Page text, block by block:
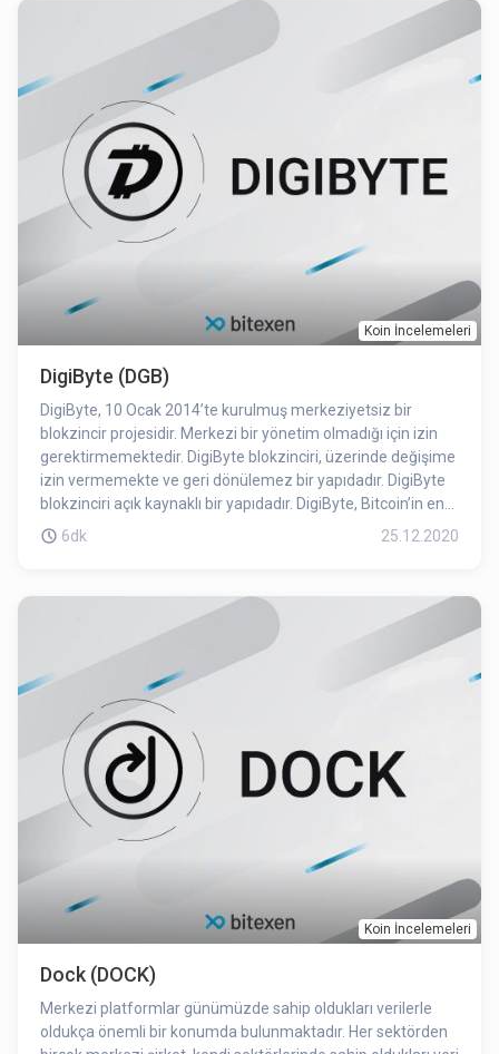
Koin İncelemeleri
DigiByte (DGB)
DigiByte, 10 Ocak 2014’te kurulmuş merkeziyetsiz bir
blokzincir projesidir. Merkezi bir yönetim olmadığı için izin
gerektirmemektedir. DigiByte blokzinciri, üzerinde değişime
izin vermemekte ve geri dönülemez bir yapıdadır. DigiByte
blokzinciri açık kaynaklı bir yapıdadır. DigiByte, Bitcoin’in en
önemli deyimlerinden biri olan “Do not trust, verify” diğer bir
gerçekleştirilen hiçbir varlığa güvenilmemesi gerektiğini ve
doğrulanması gerektiğini ilke edinmiştir. 2014 yılında
DigiByte’ın lansmanı yapıldığında diğer tüm Proof of Work
(İş İspatı) blokzincirleriyle karşılaştırıldığında 60 saniyelik
blok süresi ile devrimci bir proje olarak kabul görmüştür.
6dk 25.12.2020
Koin İncelemeleri
Dock (DOCK)
Merkezi platformlar günümüzde sahip oldukları verilerle
oldukça önemli bir konumda bulunmaktadır. Her sektörden